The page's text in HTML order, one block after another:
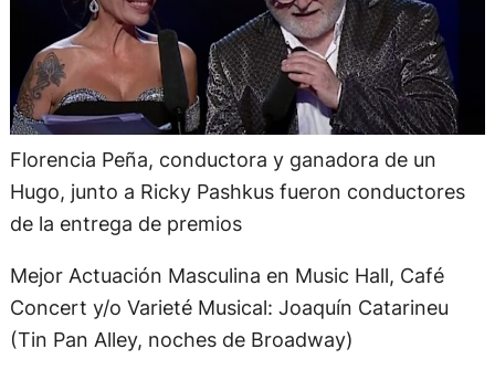
Florencia Peña, conductora y ganadora de un
Hugo, junto a Ricky Pashkus fueron conductores
de la entrega de premios
Mejor Actuación Masculina en Music Hall, Café
Concert y/o Varieté Musical: Joaquín Catarineu
(Tin Pan Alley, noches de Broadway)